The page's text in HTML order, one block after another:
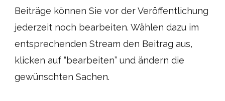
Beiträge können Sie vor der Veröffentlichung
jederzeit noch bearbeiten. Wählen dazu im
entsprechenden Stream den Beitrag aus,
klicken auf “bearbeiten” und ändern die
gewünschten Sachen.